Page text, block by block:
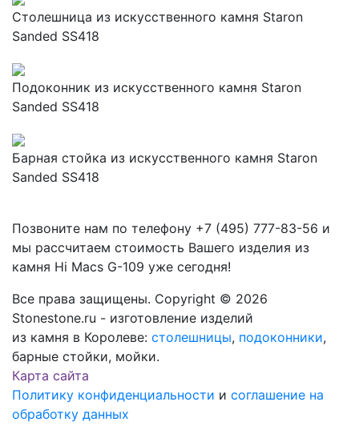
Столешница из искусственного камня Staron
Sanded SS418
Подоконник из искусственного камня Staron
Sanded SS418
Барная стойка из искусственного камня Staron
Sanded SS418
Позвоните нам по телефону +7 (495) 777-83-56 и
мы рассчитаем стоимость Вашего изделия из
камня Hi Macs G-109 уже сегодня!
Все права защищены. Copyright © 2026
Stonestone.ru - изготовление изделий
из камня в Королеве: столешницы, подоконники,
барные стойки, мойки.
Карта сайта
Политику конфиденциальности и соглашение на
обработку данных